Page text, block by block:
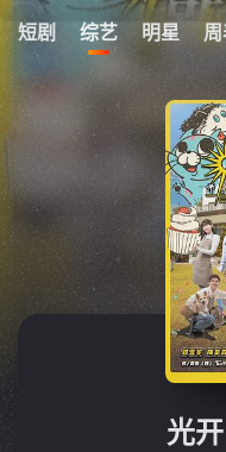
短剧 综艺 明星
光